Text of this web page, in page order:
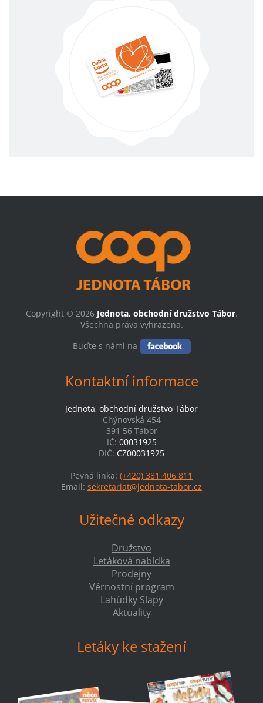
Copyright © 2026 Jednota, obchodní družstvo Tábor.
Všechna práva vyhrazena.
Buďte s námi na
Kontaktní informace
Jednota, obchodní družstvo Tábor
Chýnovská 454
391 56 Tábor
IČ: 00031925
DIČ: CZ00031925
Pevná linka: (+420) 381 406 811
Email: sekretariat@jednota-tabor.cz
Užitečné odkazy
Družstvo
Letáková nabídka
Prodejny
Věrnostní program
Lahůdky Slapy
Aktuality
Letáky ke stažení